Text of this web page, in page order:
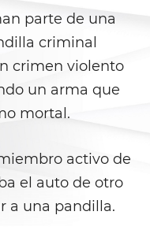
Sustancia
Sustancia
la Venta
para la
1000 PC
parte de una
criminal
crimen violento
un arma que
mortal.
activo de
el auto de otro
a una pandilla.